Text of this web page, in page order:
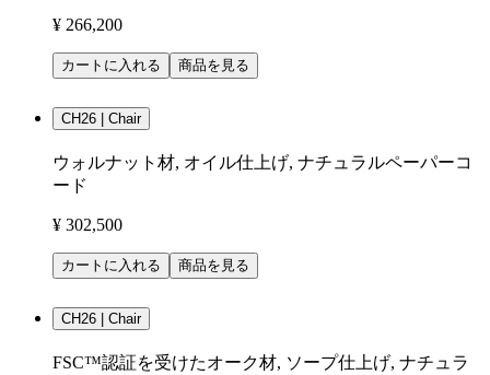
¥ 266,200
カートに入れる 商品を見る
CH26 | Chair
ウォルナット材, オイル仕上げ, ナチュラルペーパーコ
ード
¥ 302,500
カートに入れる 商品を見る
CH26 | Chair
FSC™認証を受けたオーク材, ソープ仕上げ, ナチュラ